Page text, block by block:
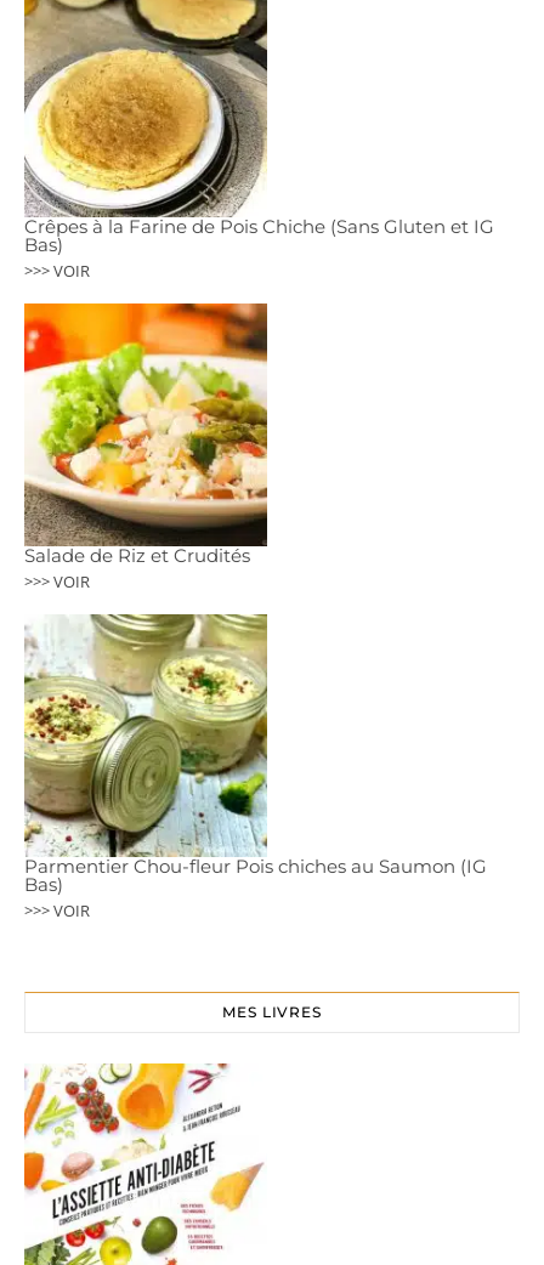
Crêpes à la Farine de Pois Chiche (Sans Gluten et IG
Bas)
>>> VOIR
Salade de Riz et Crudités
>>> VOIR
Parmentier Chou-fleur Pois chiches au Saumon (IG
Bas)
>>> VOIR
MES LIVRES